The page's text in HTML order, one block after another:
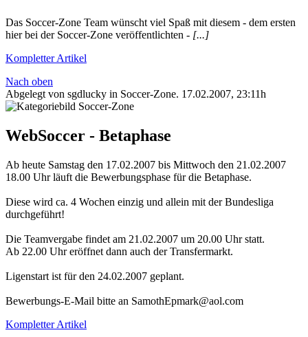
Das Soccer-Zone Team wünscht viel Spaß mit diesem - dem ersten
hier bei der Soccer-Zone veröffentlichten - [...]
Kompletter Artikel
Nach oben
Abgelegt von sgdlucky in Soccer-Zone. 17.02.2007, 23:11h
WebSoccer - Betaphase
Ab heute Samstag den 17.02.2007 bis Mittwoch den 21.02.2007
18.00 Uhr läuft die Bewerbungsphase für die Betaphase.
Diese wird ca. 4 Wochen einzig und allein mit der Bundesliga
durchgeführt!
Die Teamvergabe findet am 21.02.2007 um 20.00 Uhr statt.
Ab 22.00 Uhr eröffnet dann auch der Transfermarkt.
Ligenstart ist für den 24.02.2007 geplant.
Bewerbungs-E-Mail bitte an SamothEpmark@aol.com
Kompletter Artikel